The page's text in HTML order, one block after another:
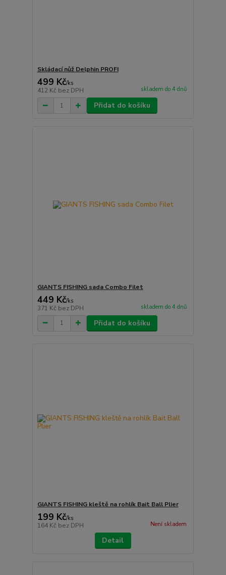
Skládací nůž Delphin PROFI
499 Kč/ks
412 Kč bez DPH skladem do 4 dnů
Přidat do košíku
GIANTS FISHING sada Combo Filet
449 Kč/ks
371 Kč bez DPH skladem do 4 dnů
Přidat do košíku
GIANTS FISHING kleště na rohlík Bait Ball Plier
199 Kč/ks
164 Kč bez DPH Není skladem
Detail